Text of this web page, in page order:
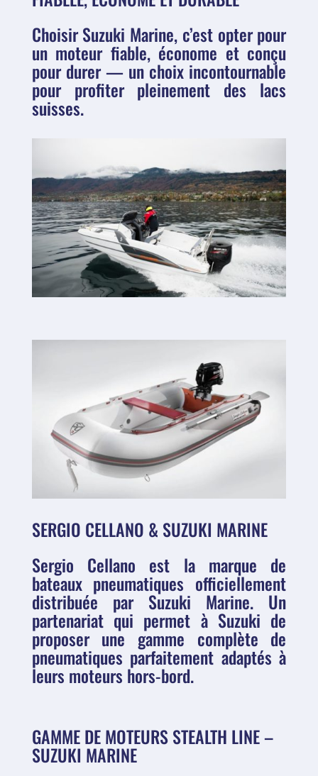
Choisir Suzuki Marine, c’est opter pour
un moteur fiable, économe et conçu
pour durer — un choix incontournable
pour profiter pleinement des lacs
suisses.
SERGIO CELLANO & SUZUKI MARINE
Sergio Cellano est la marque de
bateaux pneumatiques officiellement
distribuée par Suzuki Marine. Un
partenariat qui permet à Suzuki de
proposer une gamme complète de
pneumatiques parfaitement adaptés à
leurs moteurs hors-bord.
GAMME DE MOTEURS STEALTH LINE –
SUZUKI MARINE